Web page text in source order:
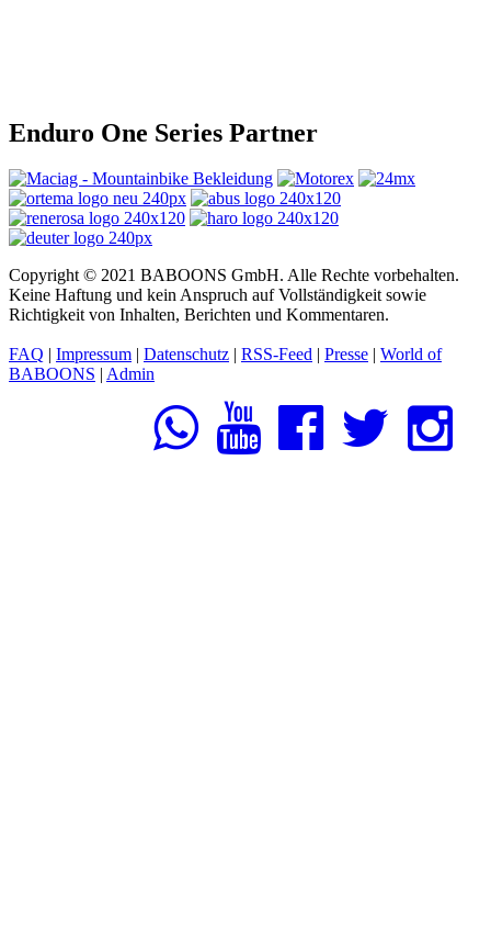
Enduro One Series Partner
Copyright © 2021 BABOONS GmbH. Alle Rechte vorbehalten.
Keine Haftung und kein Anspruch auf Vollständigkeit sowie
Richtigkeit von Inhalten, Berichten und Kommentaren.
FAQ Impressum Datenschutz RSS-Feed Presse
World of
BABOONS
Admin